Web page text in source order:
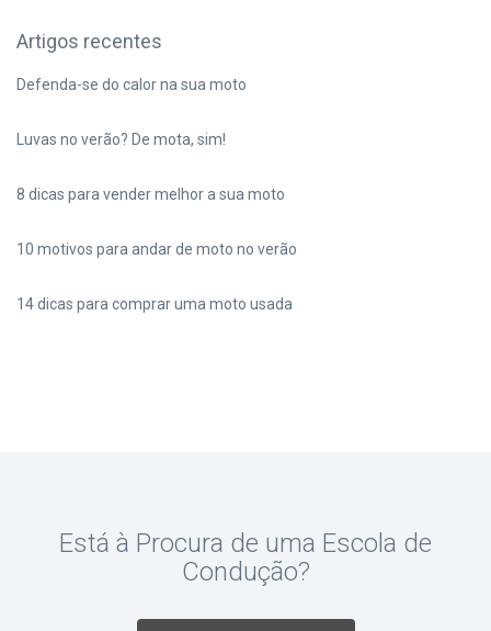
Artigos recentes
Defenda-se do calor na sua moto
Luvas no verão? De mota, sim!
8 dicas para vender melhor a sua moto
10 motivos para andar de moto no verão
14 dicas para comprar uma moto usada
Está à Procura de uma Escola de
Condução?